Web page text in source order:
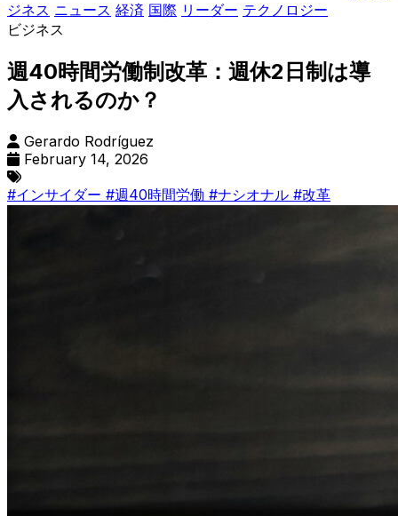
ジネス ニュース 経済 国際 リーダー テクノロジー
ビジネス
週40時間労働制改革：週休2日制は導
入されるのか？
Gerardo Rodríguez
February 14, 2026
#インサイダー #週40時間労働 #ナシオナル #改革